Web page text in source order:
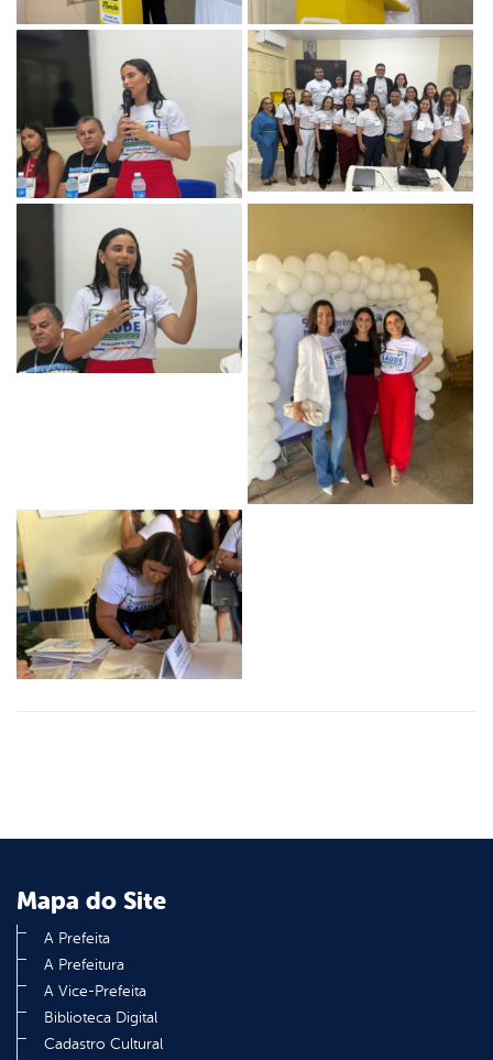
Mapa do Site
A Prefeita
A Prefeitura
A Vice-Prefeita
Biblioteca Digital
Cadastro Cultural